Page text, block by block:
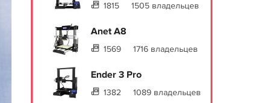
1815 1505 владельцев
Anet A8
1569 1716 владельцев
Ender 3 Pro
1382 1089 владельцев